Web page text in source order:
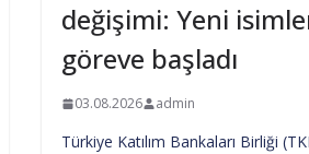
değişimi: Yeni
göreve başladı
03.08.2026 admin
Türkiye Katılım Bankaları Birliği